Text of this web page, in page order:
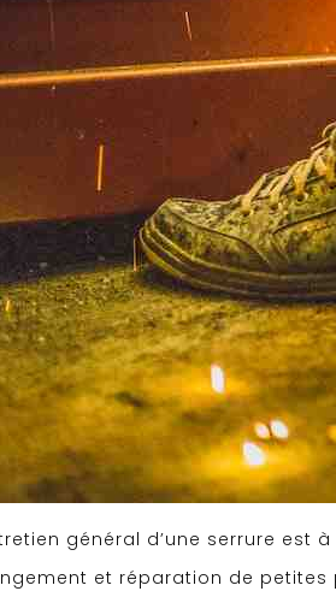
général d’une serrure
et réparation de petites